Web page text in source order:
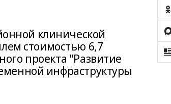
клинической
стоимостью 6,7
проекта "Развитие
инфраструктуры